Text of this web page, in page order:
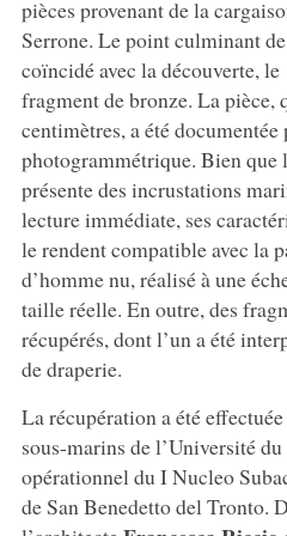
pièces provenant de la
Serrone. Le point culminant
coïncidé avec la découverte,
fragment de bronze. La pièce,
centimètres, a été documentée
photogrammétrique. Bien que
présente des incrustations
lecture immédiate, ses
le rendent compatible avec la
d’homme nu, réalisé à une
taille réelle. En outre, des
récupérés, dont l’un a été
de draperie.
La récupération a été
sous-marins de l’Université
opérationnel du I Nucleo
de San Benedetto del Tronto.